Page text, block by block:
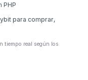
PHP
para comprar,
tiempo real según los